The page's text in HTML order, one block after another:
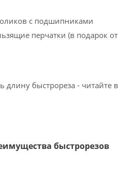
с подшипниками
перчатки (в подарок от
длину быстрореза - читайте в
быстрорезов